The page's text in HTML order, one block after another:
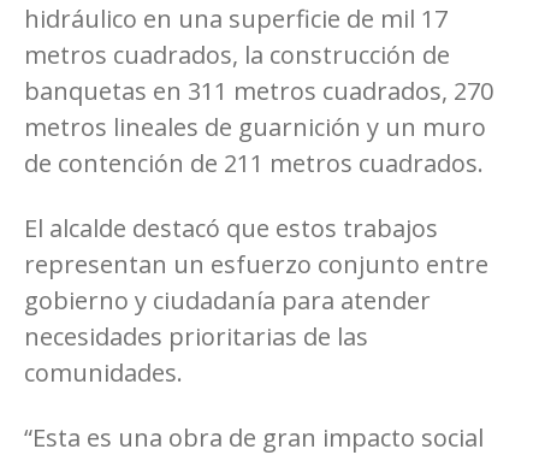
hidráulico en una superficie de mil 17
metros cuadrados, la construcción de
banquetas en 311 metros cuadrados, 270
metros lineales de guarnición y un muro
de contención de 211 metros cuadrados.
El alcalde destacó que estos trabajos
representan un esfuerzo conjunto entre
gobierno y ciudadanía para atender
necesidades prioritarias de las
comunidades.
“Esta es una obra de gran impacto social